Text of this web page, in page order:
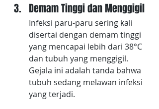
Demam Tinggi dan Menggigil
Infeksi paru-paru sering kali
disertai dengan demam tinggi
yang mencapai lebih dari 38°C
dan tubuh yang menggigil.
Gejala ini adalah tanda bahwa
tubuh sedang melawan infeksi
yang terjadi.